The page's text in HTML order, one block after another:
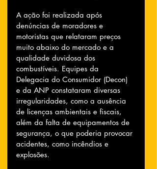
A ação foi realizada após
denúncias de moradores e
motoristas que relataram preços
muito abaixo do mercado e a
qualidade duvidosa dos
combustíveis. Equipes da
Delegacia do Consumidor (Decon)
e da ANP constataram diversas
irregularidades, como a ausência
de licenças ambientais e fiscais,
além da falta de equipamentos de
segurança, o que poderia provocar
acidentes, como incêndios e
explosões.